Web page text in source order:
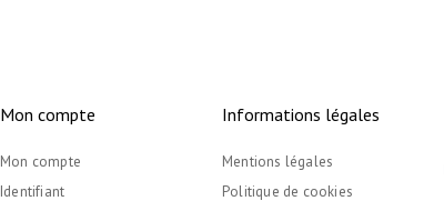
Mon compte
Mon compte
Identifiant
Informations légales
Mentions légales
Politique de cookies